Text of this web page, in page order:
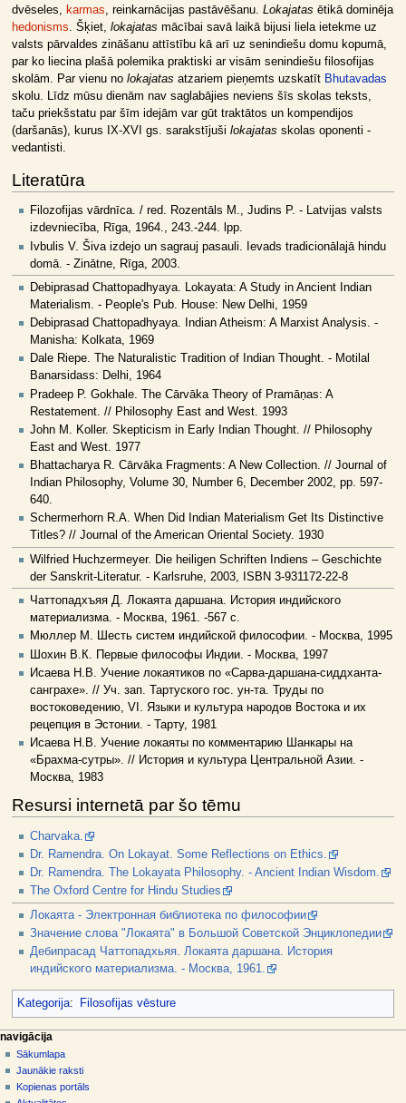
dvēseles,
karmas , reinkarnācijas pastāvēšanu. Lokajatas ētikā dominēja
hedonisms . Šķiet, lokajatas mācībai savā laikā bijusi liela ietekme uz
valsts pārvaldes zināšanu attīstību kā arī uz senindiešu domu kopumā,
par ko liecina plašā polemika praktiski ar visām senindiešu filosofijas
skolām. Par vienu no lokajatas atzariem pieņemts uzskatīt Bhutavadas
skolu. Līdz mūsu dienām nav saglabājies neviens šīs skolas teksts,
taču priekšstatu par šīm idejām var gūt traktātos un kompendijos
(daršanās), kurus IX-XVI gs. sarakstījuši lokajatas skolas oponenti -
vedantisti.
Literatūra
Filozofijas vārdnīca. / red. Rozentāls M., Judins P. - Latvijas valsts
izdevniecība, Rīga, 1964., 243.-244. lpp.
Ivbulis V. Šiva izdejo un sagrauj pasauli. Ievads tradicionālajā hindu
domā. - Zinātne, Rīga, 2003.
Debiprasad Chattopadhyaya. Lokayata: A Study in Ancient Indian
Materialism. - People's Pub. House: New Delhi, 1959
Debiprasad Chattopadhyaya. Indian Atheism: A Marxist Analysis. -
Manisha: Kolkata, 1969
Dale Riepe. The Naturalistic Tradition of Indian Thought. - Motilal
Banarsidass: Delhi, 1964
Pradeep P. Gokhale. The Cārvāka Theory of Pramāṇas: A
Restatement. // Philosophy East and West. 1993
John M. Koller. Skepticism in Early Indian Thought. // Philosophy
East and West. 1977
Bhattacharya R. Cārvāka Fragments: A New Collection. // Journal of
Indian Philosophy, Volume 30, Number 6, December 2002, pp. 597-
640.
Schermerhorn R.A. When Did Indian Materialism Get Its Distinctive
Titles? // Journal of the American Oriental Society. 1930
Wilfried Huchzermeyer. Die heiligen Schriften Indiens – Geschichte
der Sanskrit-Literatur. - Karlsruhe, 2003, ISBN 3-931172-22-8
Чаттопадхъяя Д. Локаята даршана. История индийского
материализма. - Москва, 1961. -567 с.
Мюллер М. Шесть систем индийской философии. - Москва, 1995
Шохин В.К. Первые философы Индии. - Москва, 1997
Исаева Н.В. Учение локаятиков по «Сарва-даршана-сиддханта-
санграхе». // Уч. зап. Тартуского гос. ун-та. Труды по
востоковедению, VI. Языки и культура народов Востока и их
рецепция в Эстонии. - Тарту, 1981
Исаева Н.В. Учение локаяты по комментарию Шанкары на
«Брахма-сутры». // История и культура Центральной Азии. -
Москва, 1983
Resursi internetā par šo tēmu
Charvaka.
Dr. Ramendra. On Lokayat. Some Reflections on Ethics.
Dr. Ramendra. The Lokayata Philosophy. - Ancient Indian Wisdom.
The Oxford Centre for Hindu Studies
Локаята - Электронная библиотека по философии
Значение слова "Локаята" в Большой Советской Энциклопедии
Дебипрасад Чаттопадхьяя. Локаята даршана. История
индийского материализма. - Москва, 1961.
Kategorija: Filosofijas vēsture
N
a
v
lapas darbības
raksts
diskusija
skatīt
dalībnieka rīki
pieslēgties
navigācija
Sākumlapa
Jaunākie raksti
Kopienas portāls